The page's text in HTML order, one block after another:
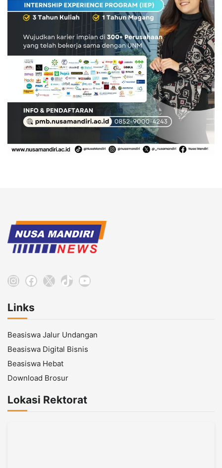
Instagram
Facebook
X TikTokYouTube
Links
Beasiswa Jalur Undangan
Beasiswa Digital Bisnis
Beasiswa Hebat
Download Brosur
Lokasi Rektorat